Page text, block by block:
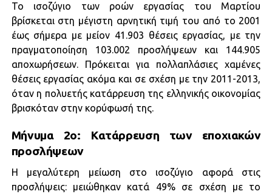
Το ισοζύγιο των ροών εργασίας του Μαρτίου
βρίσκεται στη μέγιστη αρνητική τιμή του από το 2001
έως σήμερα με μείον 41.903 θέσεις εργασίας, με την
πραγματοποίηση 103.002 προσλήψεων και 144.905
αποχωρήσεων. Πρόκειται για πολλαπλάσιες χαμένες
θέσεις εργασίας ακόμα και σε σχέση με την 2011-2013,
όταν η πολυετής κατάρρευση της ελληνικής οικονομίας
βρισκόταν στην κορύφωσή της.
Μήνυμα 2ο: Κατάρρευση των εποχιακών
προσλήψεων
Η μεγαλύτερη μείωση στο ισοζύγιο αφορά στις
προσλήψεις: μειώθηκαν κατά 49% σε σχέση με το